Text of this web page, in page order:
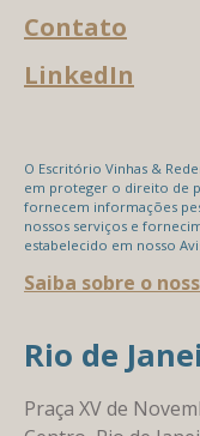
Contato
LinkedIn
O Escritório Vinhas &
em proteger o direito de
fornecem informações
nossos serviços e
estabelecido em nosso
Saiba sobre o
Rio de
Praça XV de